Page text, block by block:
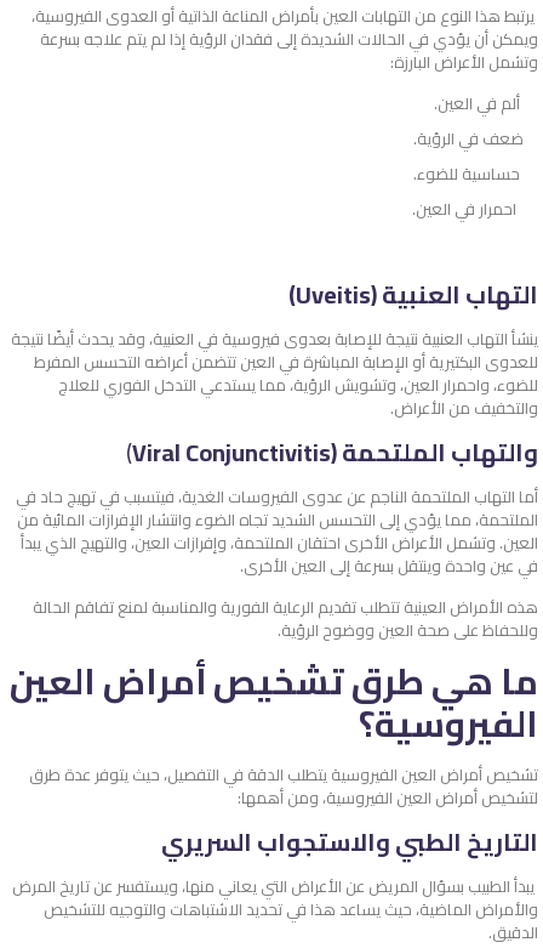
يرتبط هذا النوع من التهابات العين بأمراض المناعة الذاتية أو العدوى الفيروسية،
ويمكن أن يؤدي في الحالات الشديدة إلى فقدان الرؤية إذا لم يتم علاجه بسرعة
وتشمل الأعراض البارزة:
ألم في العين.
ضعف في الرؤية.
حساسية للضوء.
احمرار في العين.
التهاب العنبية (Uveitis)
ينشأ التهاب العنبية نتيجة للإصابة بعدوى فيروسية في العنبية، وقد يحدث أيضًا نتيجة
للعدوى البكتيرية أو الإصابة المباشرة في العين تتضمن أعراضه التحسس المفرط
للضوء، واحمرار العين، وتشويش الرؤية، مما يستدعي التدخل الفوري للعلاج
والتخفيف من الأعراض.
والتهاب الملتحمة (Viral Conjunctivitis )
أما التهاب الملتحمة الناجم عن عدوى الفيروسات الغدية، فيتسبب في تهيج حاد في
الملتحمة، مما يؤدي إلى التحسس الشديد تجاه الضوء وانتشار الإفرازات المائية من
العين. وتشمل الأعراض الأخرى احتقان الملتحمة، وإفرازات العين، والتهيج الذي يبدأ
في عين واحدة وينتقل بسرعة إلى العين الأخرى.
هذه الأمراض العينية تتطلب تقديم الرعاية الفورية والمناسبة لمنع تفاقم الحالة
وللحفاظ على صحة العين ووضوح الرؤية.
ما هي طرق تشخيص أمراض العين
الفيروسية؟
تشخيص أمراض العين الفيروسية يتطلب الدقة في التفصيل، حيث يتوفر عدة طرق
لتشخيص أمراض العين الفيروسية، ومن أهمها:
التاريخ الطبي والاستجواب السريري
يبدأ الطبيب بسؤال المريض عن الأعراض التي يعاني منها، ويستفسر عن تاريخ المرض
والأمراض الماضية، حيث يساعد هذا في تحديد الاشتباهات والتوجيه للتشخيص
الدقيق.